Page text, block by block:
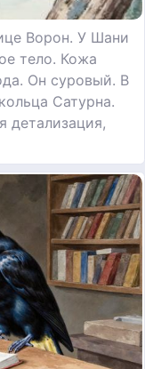
Ворон. У Шани
тело. Кожа
Он суровый. В
Сатурна.
детализация,